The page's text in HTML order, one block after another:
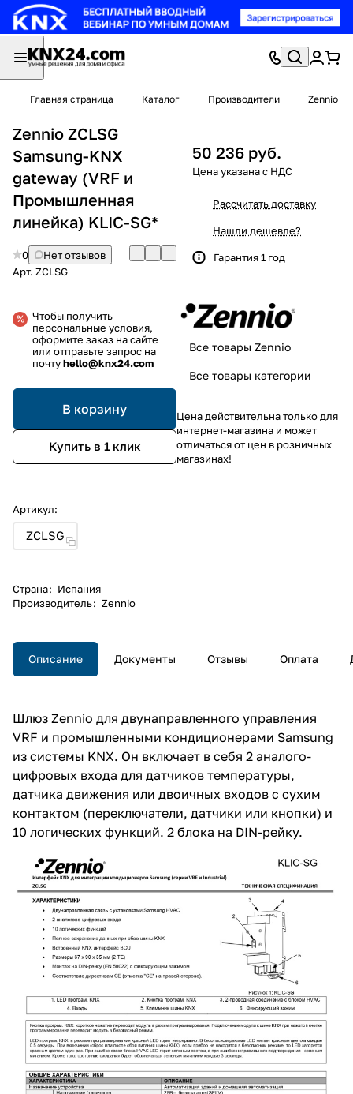
Главная страница Каталог Производители Zennio
Zennio ZCLSG
Samsung-KNX
gateway (VRF и
Промышленная
линейка) KLIC-SG*
0
Нет отзывов
Арт. ZCLSG
Чтобы получить
персональные условия,
оформите заказ на сайте
или отправьте запрос на
почтуhello@knx24.com
В корзину
Купить в 1 клик
Артикул:
ZCLSG
Страна: Испания
Производитель: Zennio
50 236 руб.
Рассчитать доставку
Нашли дешевле?
Гарантия 1 год
Все товары Zennio
Все товары категории
Цена действительна только для
интернет-магазина и может
отличаться от цен в розничных
магазинах!
Описание Документы Отзывы Оплата
Шлюз Zennio для двунаправленного управления
VRF и промышленными кондиционерами Samsung
из системы KNX. Он включает в себя 2 аналого-
цифровых входа для датчиков температуры,
датчика движения или двоичных входов с сухим
контактом (переключатели, датчики или кнопки) и
10 логических функций. 2 блока на DIN-рейку.